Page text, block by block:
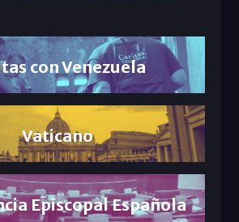
con Venezuela
Vaticano
Episcopal Española